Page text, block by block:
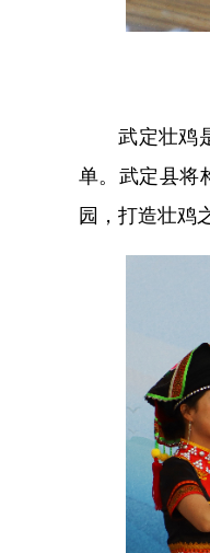
武定壮鸡是
单。武定县
园，打造壮鸡